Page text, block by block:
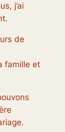
j’ai
de
famille et